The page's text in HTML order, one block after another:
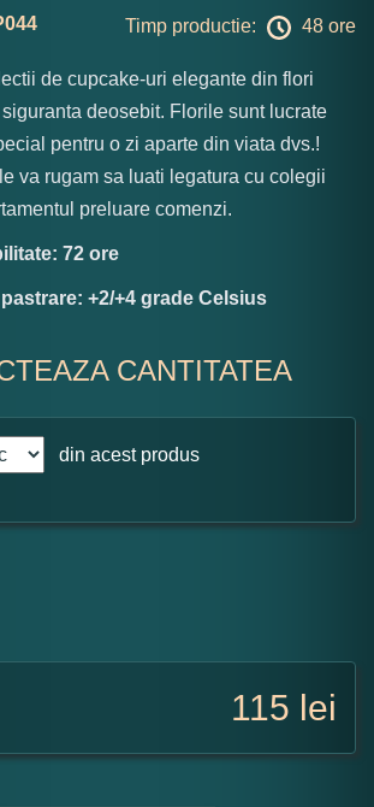
Timp productie: 48 ore
de cupcake-uri elegante din flori
deosebit. Florile sunt lucrate
pentru o zi aparte din viata dvs.!
va rugam sa luati legatura cu colegii
preluare comenzi.
72 ore
+2/+4 grade Celsius
CANTITATEA
din acest produs
115 lei